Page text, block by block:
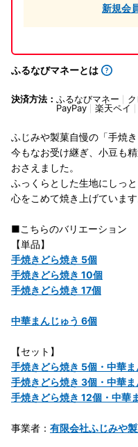
新規会
ふるなびマネーとは
決済方法： ふるなびマネー
PayPay
楽天ペイ
ふじみや製菓自慢の「手焼
今もなお受け継ぎ、小豆も
おさえました。
ふっくらとした生地にしっ
心をこめて焼き上げています
■こちらのバリエーション
【単品】
手焼きどら焼き 5個
手焼きどら焼き 10個
手焼きどら焼き 17個
中華まんじゅう 6個
【セット】
手焼きどら焼き 5個・中華
手焼きどら焼き 3個・中華
手焼きどら焼き 12個・中華
事業者： 有限会社ふじみや